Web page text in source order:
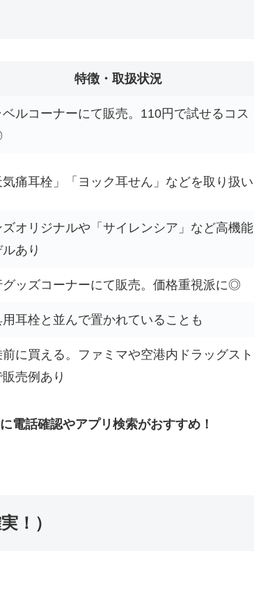
特徴・取扱状況
ベルコーナーにて販売。110円で試せるコス
気痛耳栓」「ヨック耳せん」などを取り扱い
ズオリジナルや「サイレンシア」など高機能
あり
グッズコーナーにて販売。価格重視派に◎
耳栓と並んで置かれていることも
に買える。ファミマや空港内ドラッグスト
売例あり
電話確認やアプリ検索がおすすめ！
！）